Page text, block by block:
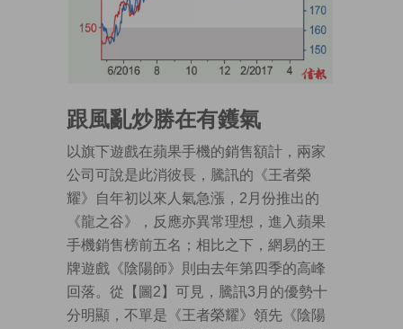
跟風亂炒勝在有鑊氣
以旗下遊戲在蘋果手機的銷售額計，兩家
公司可說是此消彼長，騰訊的《王者榮
耀》自年初以來人氣急漲，2月份推出的
《龍之谷》，反應亦異常理想，進入蘋果
手機銷售榜前五名；相比之下，網易的王
牌遊戲《陰陽師》則由去年第四季的高峰
回落。從【圖2】可見，騰訊3月的優勢十
分明顯，不單是《王者榮耀》領先《陰陽